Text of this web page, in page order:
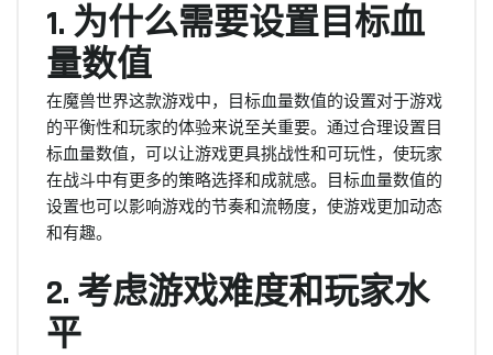
1. 为什么需要设置目标血
量数值
在魔兽世界这款游戏中，目标血量数值的设置对于游戏
的平衡性和玩家的体验来说至关重要。通过合理设置目
标血量数值，可以让游戏更具挑战性和可玩性，使玩家
在战斗中有更多的策略选择和成就感。目标血量数值的
设置也可以影响游戏的节奏和流畅度，使游戏更加动态
和有趣。
2. 考虑游戏难度和玩家水
平